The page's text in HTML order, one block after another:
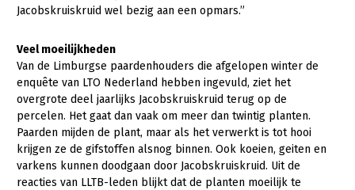
Mens, ondernemerschap en onderwijs
Internationaal
Sectoren
Dier
Biologische Landbouw
Plant
Jacobskruiskruid wel bezig aan een opmars.”
Veel moeilijkheden
Van de Limburgse paardenhouders die afgelopen winter de
enquête van LTO Nederland hebben ingevuld, ziet het
overgrote deel jaarlijks Jacobskruiskruid terug op de
percelen. Het gaat dan vaak om meer dan twintig planten.
Paarden mijden de plant, maar als het verwerkt is tot hooi
krijgen ze de gifstoffen alsnog binnen. Ook koeien, geiten en
varkens kunnen doodgaan door Jacobskruiskruid. Uit de
reacties van LLTB-leden blijkt dat de planten moeilijk te